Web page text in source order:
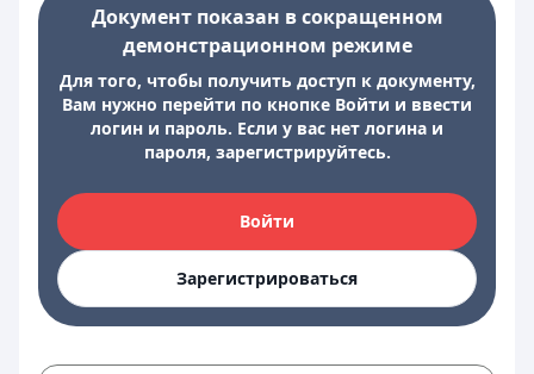
Документ показан в сокращенном
демонстрационном режиме
Для того, чтобы получить доступ к документу,
Вам нужно перейти по кнопке Войти и ввести
логин и пароль. Если у вас нет логина и
пароля, зарегистрируйтесь.
Войти
Зарегистрироваться